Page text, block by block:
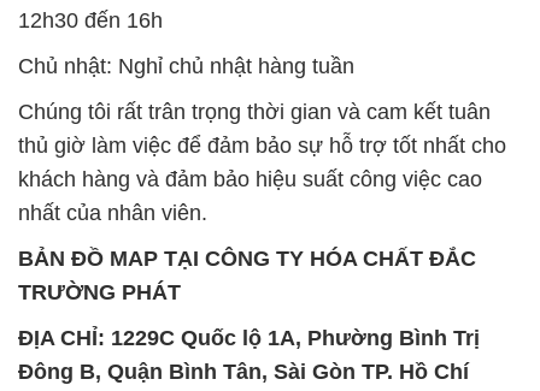
12h30 đến 16h
Chủ nhật: Nghỉ chủ nhật hàng tuần
Chúng tôi rất trân trọng thời gian và cam kết tuân
thủ giờ làm việc để đảm bảo sự hỗ trợ tốt nhất cho
khách hàng và đảm bảo hiệu suất công việc cao
nhất của nhân viên.
BẢN ĐỒ MAP TẠI CÔNG TY HÓA CHẤT ĐẮC
TRƯỜNG PHÁT
ĐỊA CHỈ: 1229C Quốc lộ 1A, Phường Bình Trị
Đông B, Quận Bình Tân, Sài Gòn TP. Hồ Chí